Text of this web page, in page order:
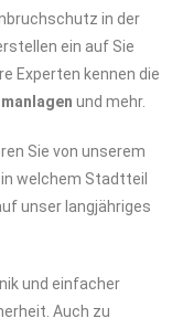
in der
ein auf Sie
Experten kennen die
und mehr.
Sie von unserem
in welchem Stadtteil
unser langjähriges
und einfacher
Auch zu